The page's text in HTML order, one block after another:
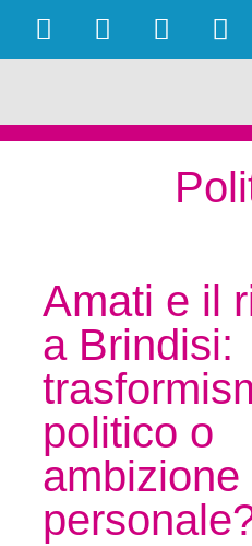
Amati e il
a Brindisi:
politico o
ambizione